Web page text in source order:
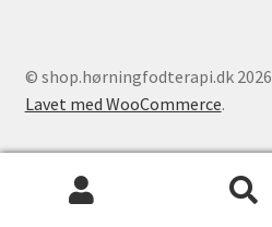
© shop.hørningfodterapi.dk 2026
Lavet med WooCommerce.
Products